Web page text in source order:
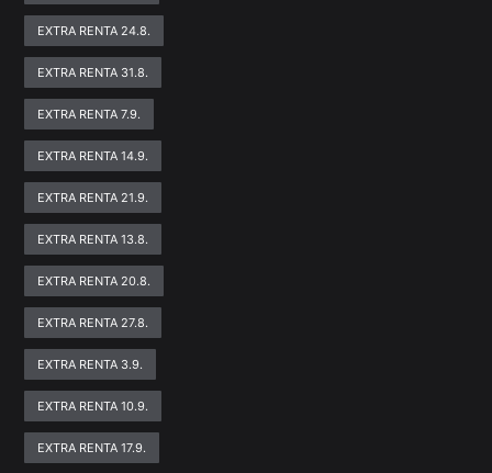
EXTRA RENTA 24.8.
EXTRA RENTA 31.8.
EXTRA RENTA 7.9.
EXTRA RENTA 14.9.
EXTRA RENTA 21.9.
EXTRA RENTA 13.8.
EXTRA RENTA 20.8.
EXTRA RENTA 27.8.
EXTRA RENTA 3.9.
EXTRA RENTA 10.9.
EXTRA RENTA 17.9.